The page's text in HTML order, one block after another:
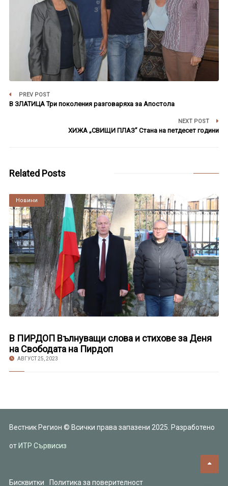
PREV POST
В ЗЛАТИЦА Три поколения разговаряха за Апостола
NEXT POST
ХИЖА „СВИЩИ ПЛАЗ” Стана на петдесет години
Related Posts
Култура
Новини
В ПИРДОП Вълнуващи слова и стихове за Деня
на Свободата на Пирдоп
АВГУСТ 25, 2023
Вестник Регион © Всички права запазени 2025. Разработено
от ИТР Сървисиз
Бисквитки Политика за поверителност